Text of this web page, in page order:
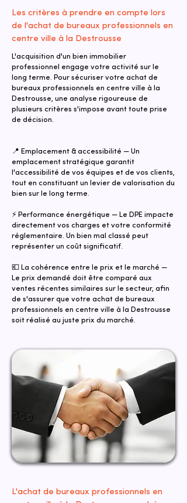
Les critères à prendre en compte lors
de l'achat de bureaux professionnels en
centre ville à la Destrousse
L'acquisition d'un bien immobilier
professionnel engage votre activité sur le
long terme. Pour sécuriser votre achat de
bureaux professionnels en centre ville à la
Destrousse, une analyse rigoureuse de
plusieurs critères s'impose avant toute prise
de décision.
📍 Emplacement & accessibilité — Un
emplacement stratégique garantit
l'accessibilité de vos équipes et de vos clients,
tout en constituant un levier de valorisation du
bien sur le long terme.
⚡ Performance énergétique — Le DPE impacte
directement vos charges et votre conformité
réglementaire. Un bien mal classé peut
représenter un coût significatif.
💶 La cohérence entre le prix et le marché —
Le prix demandé doit être comparé aux
ventes récentes similaires sur le secteur, afin
de s'assurer que votre achat de bureaux
professionnels en centre ville à la Destrousse
soit réalisé au juste prix du marché.
L'achat de bureaux professionnels en